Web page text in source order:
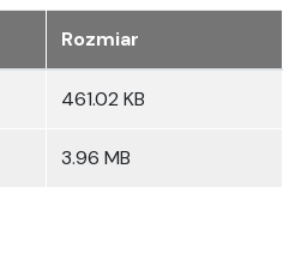
Rozmiar
461.02 KB
3.96 MB